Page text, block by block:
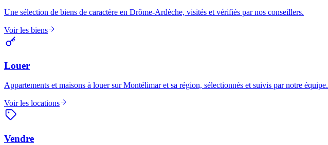
Une sélection de biens de caractère en Drôme-Ardèche, visités et vérifiés par nos conseillers.
Voir les biens
Louer
Appartements et maisons à louer sur Montélimar et sa région, sélectionnés et suivis par notre équipe.
Voir les locations
Vendre